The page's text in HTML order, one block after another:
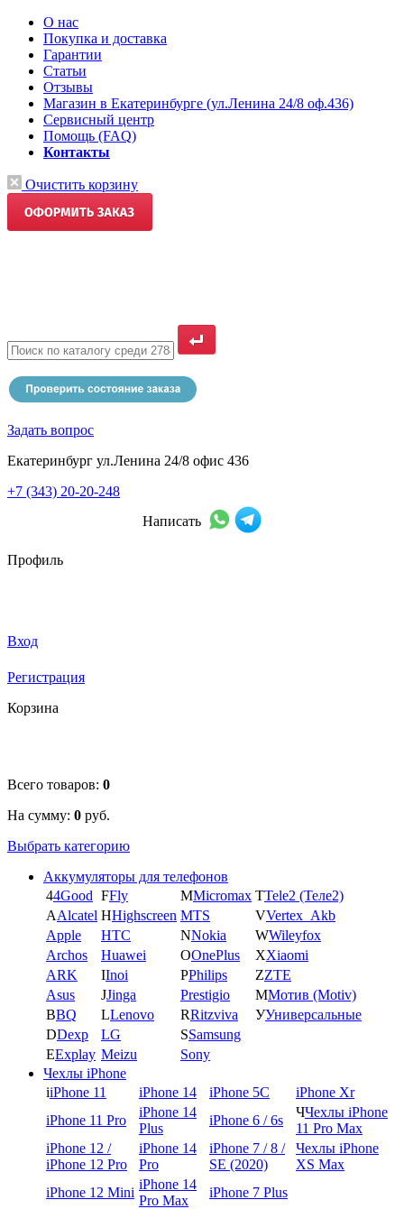
О нас
Покупка и доставка
Гарантии
Статьи
Отзывы
Магазин в Екатеринбурге (ул.Ленина 24/8 оф.436)
Сервисный центр
Помощь (FAQ)
Контакты
Очистить корзину
Задать вопрос
Екатеринбург ул.Ленина 24/8 офис 436
+7 (343) 20-20-248
Написать
Профиль
Вход
Регистрация
Корзина
Всего товаров: 0
На сумму: 0 руб.
Выбрать категорию
Аккумуляторы для телефонов
44Good FFly MMicromax TTele2 (Теле2)
AAlcatel HHighscreen MTS VVertex_Akb
Apple
HTC NNokia WWileyfox
Archos
Huawei OOnePlus XXiaomi
ARK
IInoi PPhilips ZZTE
Asus
JJinga Prestigio ММотив (Motiv)
BBQ LLenovo RRitzviva УУниверсальные
DDexp LG SSamsung
EExplay Meizu
Sony
Чехлы iPhone
iiPhone 11 iPhone 14 iPhone 5C
iPhone Xr
iPhone 11 Pro
iPhone 14
Plus
iPhone 6 / 6s
ЧЧехлы iPhone
11 Pro Max
iPhone 12 /
iPhone 12 Pro
iPhone 14
Pro
iPhone 7 / 8 /
SE (2020)
Чехлы iPhone
XS Max
iPhone 12 Mini
iPhone 14
Pro Max
iPhone 7 Plus